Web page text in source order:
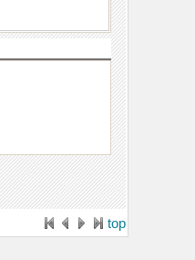
top